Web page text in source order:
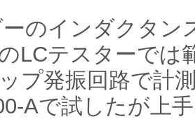
のインダクタン
LCテスターでは
プ発振回路で計
Aで試したが上